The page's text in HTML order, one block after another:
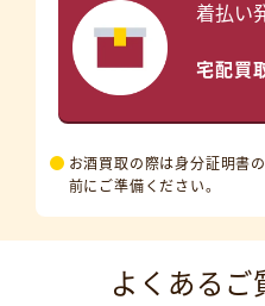
着払い
宅配買
お酒買取の際は身分証明書
前にご準備ください。
よくあるご